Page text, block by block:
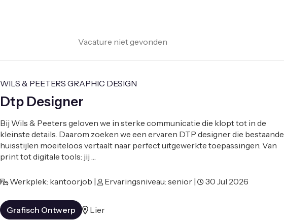
Vacature niet gevonden
WILS & PEETERS GRAPHIC DESIGN
Dtp Designer
Bij Wils & Peeters geloven we in sterke communicatie die klopt tot in de
kleinste details. Daarom zoeken we een ervaren DTP designer die bestaande
huisstijlen moeiteloos vertaalt naar perfect uitgewerkte toepassingen. Van
print tot digitale tools: jij …
Werkplek: kantoorjob | Ervaringsniveau: senior | 30 Jul 2026
Grafisch Ontwerp Lier